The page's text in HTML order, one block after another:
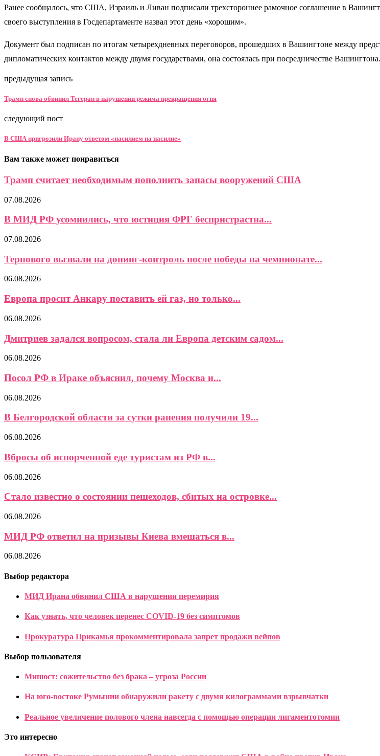
Ранее сообщалось, что США, Израиль и Ливан подписали трехстороннее рамочное соглашение в
своего выступления в Госдепартаменте назвал этот день «хорошим».
Документ был подписан по итогам четырехдневных переговоров, прошедших в Вашингтоне между
дипломатических контактов между двумя государствами, она состоялась при посредничестве Вашингтона.
предыдущая запись
Трамп снова обвинил Тегеран в нарушении режима прекращения огня
следующий пост
В США пригрозили Ирану ответом «насилием на насилие»
Вам также может понравиться
Трамп считает необходимым пополнить запасы вооружений США
07.08.2026
В МИД РФ усомнились, что юстиция ФРГ беспристрастна...
07.08.2026
Тернового вызвали на допинг-контроль после победы на чемпионате...
06.08.2026
Европа просит Анкару поставить ей газ, но только...
06.08.2026
Дмитриев задался вопросом, стала ли Европа детским садом...
06.08.2026
Посол РФ в Ираке объяснил, почему Москва и...
06.08.2026
В Белгородской области за сутки ранения получили 19...
06.08.2026
Вбросы об испорченной еде туристам из РФ в...
06.08.2026
Стало известно о состоянии пешеходов, сбитых на островке...
06.08.2026
МИД РФ ответил на призывы Киева вмешаться в...
06.08.2026
Выбор редактора
МИД Ирана обвинил США в нарушении перемирия
Как узнать, что человек перенес COVID-19 без симптомов
Прокуратура Прикамья прокомментировала запрет продажи вейпов
Выбор пользователя
Минюст: сожительство без брака – угроза России
На юго-востоке Румынии обнаружили ракету с двумя килограммами взрывчатки
Реальное увеличение полового члена навсегда с помощью операции лигаментотомии
Это интересно